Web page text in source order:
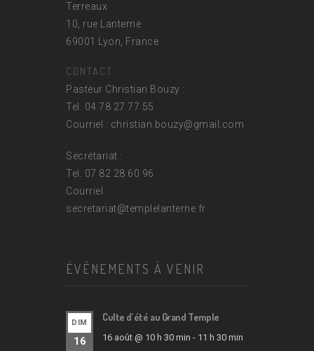
Terreaux
10, rue Lanterne
69001 Lyon, France
CONTACT
Pasteur Christian Bouzy :
Tel. 04 78 27 77 55
Courriel : christian.bouzy@gmail.com
Secrétariat :
Tel. 07 82 28 60 96
Courriel :
secretariat@templelanterne.fr
ÉVÉNEMENTS À VENIR
DIM
16
Culte d’été au Grand Temple
16 août @ 10 h 30 min - 11 h 30 min